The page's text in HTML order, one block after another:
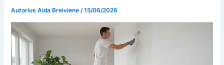
Autorius Aida Breiviene/15/06/2026